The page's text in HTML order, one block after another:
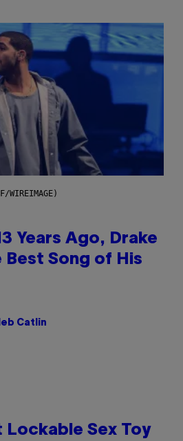
WIREIMAGE)
Years Ago, Drake
Best Song of His
Catlin
Lockable Sex Toy